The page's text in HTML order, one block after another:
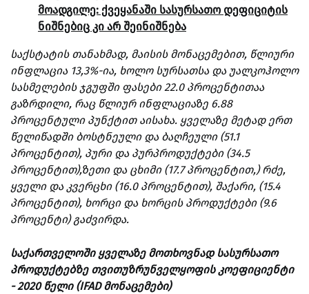
მოადგილე: ქვეყანაში სასურსათო დეფიციტის
ნიშნებიც კი არ შეინიშნება
საქსტატის თანახმად, მაისის მონაცემებით, წლიური
ინფლაცია 13,3%-ია, ხოლო სურსათსა და უალკოჰოლო
სასმელების ჯგუფში ფასები 22.0 პროცენტითაა
გაზრდილი, რაც წლიურ ინფლაციაზე 6.88
პროცენტული პუნქტით აისახა. ყველაზე მეტად ერთ
წელიწადში ბოსტნეული და ბაღჩეული (51.1
პროცენტით), პური და პურპროდუქტები (34.5
პროცენტით),ზეთი და ცხიმი (17.7 პროცენტით,) რძე,
ყველი და კვერცხი (16.0 პროცენტით), შაქარი, (15.4
პროცენტით), ხორცი და ხორცის პროდუქტები (9.6
პროცენტი) გაძვირდა.
საქართველოში ყველაზე მოთხოვნად სასურსათო
პროდუქტებზე თვითუზრუნველყოფის კოეფიციენტი
- 2020 წელი (IFAD მონაცემები)